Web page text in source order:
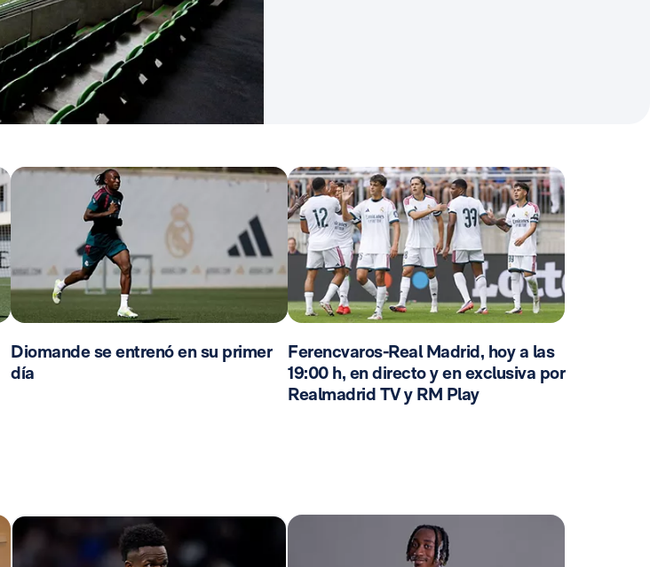
Diomande se entrenó en su primer
día
Ferencvaros-Real Madrid, hoy a las
19:00 h, en directo y en exclusiva por
Realmadrid TV y RM Play